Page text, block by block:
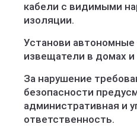
кабели с видимыми
изоляции.
Установи
извещатели в домах и
За нарушение
безопасности
административная и
ответственность.